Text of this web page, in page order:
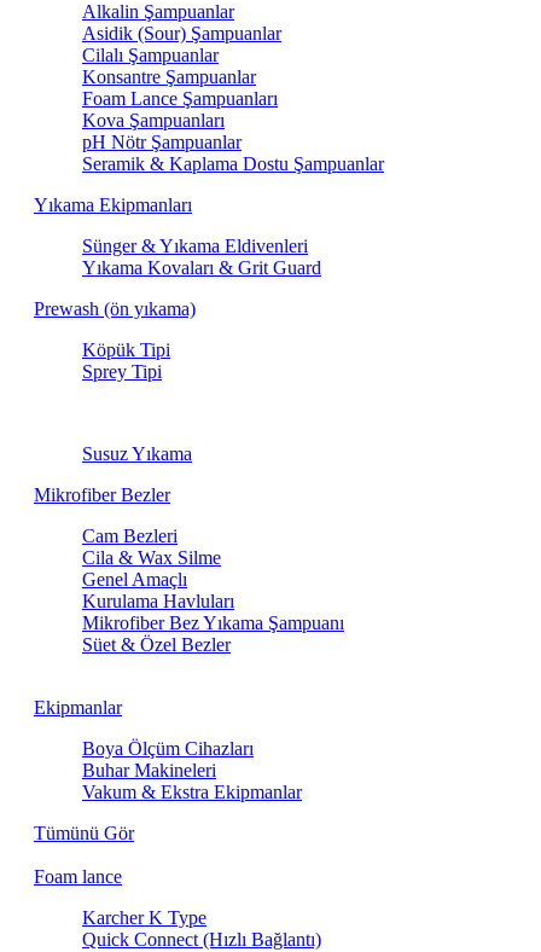
Alkalin Şampuanlar
Asidik (Sour) Şampuanlar
Cilalı Şampuanlar
Konsantre Şampuanlar
Foam Lance Şampuanları
Kova Şampuanları
pH Nötr Şampuanlar
Seramik & Kaplama Dostu Şampuanlar
Yıkama Ekipmanları
Sünger & Yıkama Eldivenleri
Yıkama Kovaları & Grit Guard
Prewash (ön yıkama)
Köpük Tipi
Sprey Tipi
Susuz Yıkama
Mikrofiber Bezler
Cam Bezleri
Cila & Wax Silme
Genel Amaçlı
Kurulama Havluları
Mikrofiber Bez Yıkama Şampuanı
Süet & Özel Bezler
Ekipmanlar
Boya Ölçüm Cihazları
Buhar Makineleri
Vakum & Ekstra Ekipmanlar
Tümünü Gör
Foam lance
Karcher K Type
Quick Connect (Hızlı Bağlantı)